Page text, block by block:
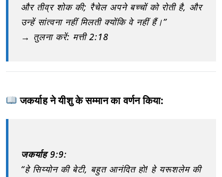
और तीव्र शोक की; रैचेल अपने बच्चों को रोती है, और
उन्हें सांत्वना नहीं मिलती क्योंकि वे नहीं हैं।”
→ तुलना करें: मत्ती 2:18
जकर्याह ने यीशु के सम्मान का वर्णन किया:
जकर्याह 9:9:
“हे सिय्योन की बेटी, बहुत आनंदित हो! हे यरूशलेम की